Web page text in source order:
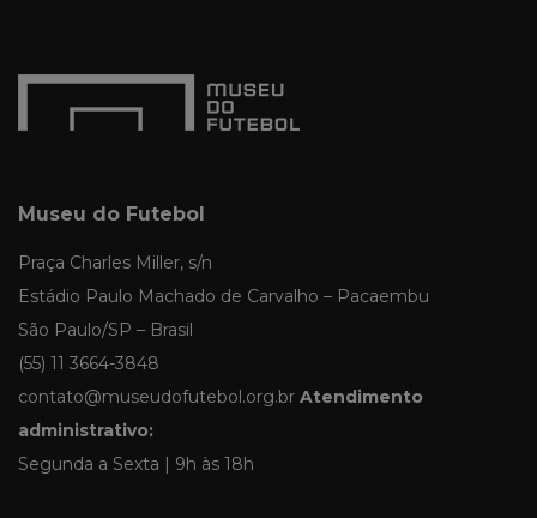
Museu do Futebol
Praça Charles Miller, s/n
Estádio Paulo Machado de Carvalho – Pacaembu
São Paulo/SP – Brasil
(55) 11 3664-3848
contato@museudofutebol.org.br Atendimento
administrativo:
Segunda a Sexta | 9h às 18h